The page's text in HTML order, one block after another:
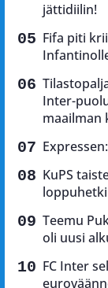
jättidiilin!
Fifa piti
Inter-
maailman
KuPS
Teemu
oli uusi
FC Inter